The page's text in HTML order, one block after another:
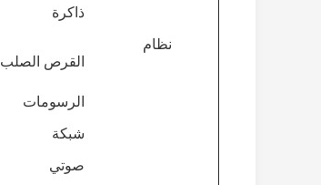
نظام
ذاكرة
القرص الصلب
الرسومات
شبكة
صوتي